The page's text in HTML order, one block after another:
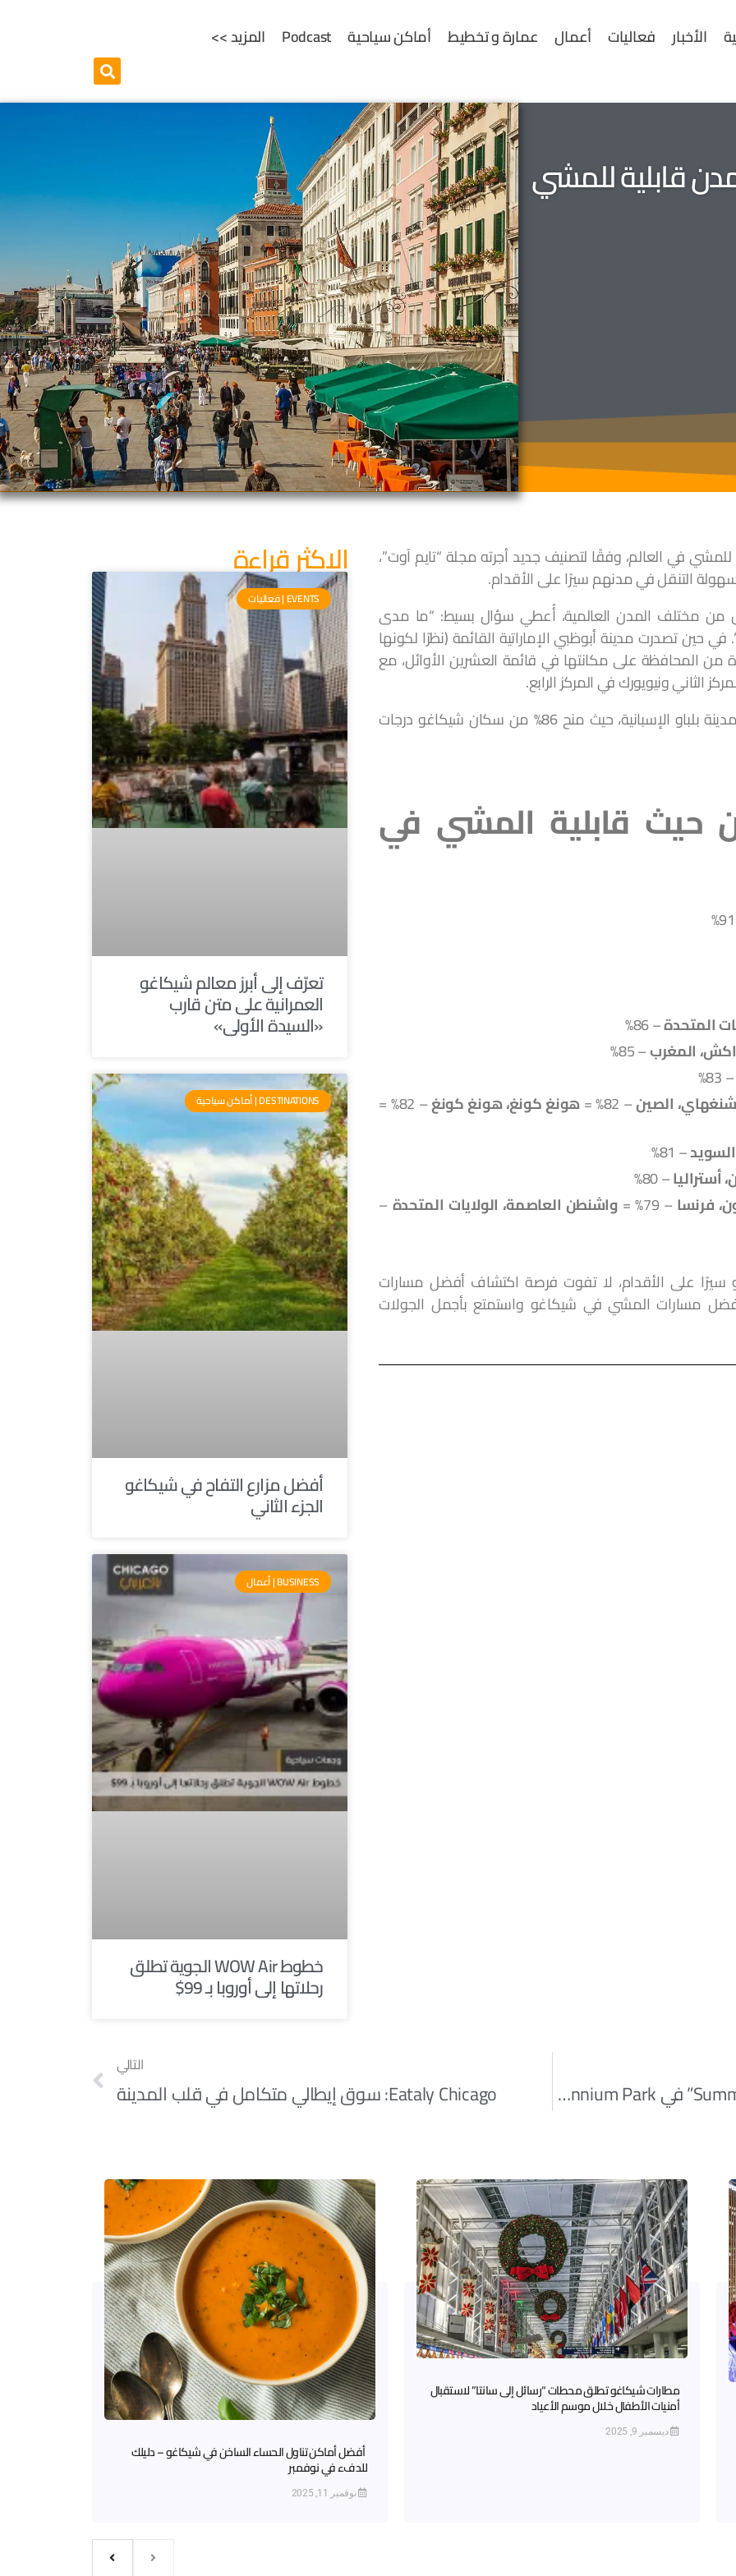
الأخبار فعاليات أعمال عمارة و تخطيط أماكن سياحية Podcast المزيد >>
قابلية للمشي
في العالم، وفقًا لتصنيف جديد أجرته مجلة “تايم آوت”،
التنقل في مدنهم سيرًا على الأقدام.
الذي شمل 18,500 شخص من مختلف المدن العالمية، أُعطي سؤال بسيط: “ما مدى
حين تصدرت مدينة أبوظبي الإماراتية القائمة (نظرًا لكونها
من المحافظة على مكانتها في قائمة العشرين الأوائل، مع
ونيويورك في المركز الرابع.
احتلت شيكاغو المركز الخامس بالتساوي مع مدينة بلباو الإسبانية، حيث منح 86% من سكان شيكاغو درجات
من حيث قابلية المشي في
المتحدة– 86%
المغرب– 85%
–
شنغهاي، الصين– 82% = هونغ كونغ، هونغ كونغ– 82% =
– 81%
أستراليا– 80%
فرنسا – 79% = واشنطن العاصمة، الولايات المتحدة –
على الأقدام، لا تفوت فرصة اكتشاف أفضل مسارات
مسارات المشي في شيكاغو واستمتع بأجمل الجولات
الاكثر قراءة
EVENTS | فعاليات
تعرّف إلى أبرز معالم شيكاغو
العمرانية على متن قارب
«السيدة الأولى»
DESTINATIONS | أماكن سياحية
أفضل مزارع التفاح في شيكاغو
الجزء الثاني
BUSINESS | أعمال
خطوط WOW Air الجوية تطلق
رحلاتها إلى أوروبا بـ 99$
ابدأ يومك بنشاط مع “Summer Workouts” في Millennium Park
التالي
Eataly Chicago: سوق إيطالي متكامل في قلب المدينة
مطارات شيكاغو تطلق محطات “رسائل إلى سانتا” لاستقبال
أمنيات الأطفال خلال موسم الأعياد
ديسمبر 9, 2025
أفضل أماكن تناول الحساء الساخن في شيكاغو – دليلك
للدفء في نوفمبر
نوفمبر 11, 2025